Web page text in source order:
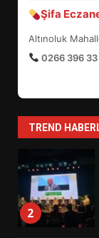
Şifa
Altınoluk
0266 396
TREND
7
1
2